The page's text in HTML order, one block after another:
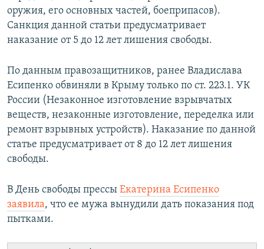
оружия, его основных частей, боеприпасов).
Санкция данной статьи предусматривает
наказание от 5 до 12 лет лишения свободы.
По данным правозащитников, ранее Владислава
Есипенко обвиняли в Крыму только по ст. 223.1. УК
России (Незаконное изготовление взрывчатых
веществ, незаконные изготовление, переделка или
ремонт взрывных устройств). Наказание по данной
статье предусматривает от 8 до 12 лет лишения
свободы.
В День свободы прессы Екатерина Есипенко
заявила, что ее мужа вынудили дать показания под
пытками.